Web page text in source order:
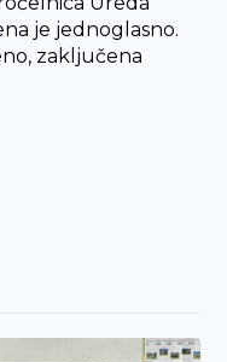
je jednoglasno.
zaključena